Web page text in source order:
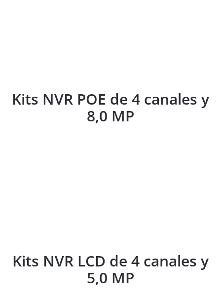
Kits NVR POE de 4 canales y
8,0 MP
Kits NVR LCD de 4 canales y
5,0 MP